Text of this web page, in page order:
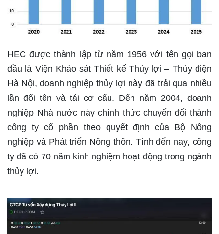
HEC được thành lập từ năm 1956 với tên gọi ban
đầu là Viện Khảo sát Thiết kế Thủy lợi – Thủy điện
Hà Nội, doanh nghiệp thủy lợi này đã trải qua nhiều
lần đổi tên và tái cơ cấu. Đến năm 2004, doanh
nghiệp Nhà nước này chính thức chuyển đổi thành
công ty cổ phần theo quyết định của Bộ Nông
nghiệp và Phát triển Nông thôn. Tính đến nay, công
ty đã có 70 năm kinh nghiệm hoạt động trong ngành
thủy lợi.